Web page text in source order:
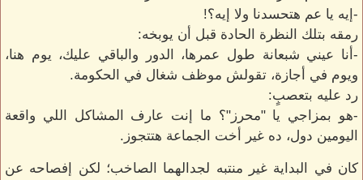
-إيه يا عم هتحسدنا ولا إيه؟!
رمقه بتلك النظرة الحادة قبل أن يوبخه:
-أنا عيني شبعانة طول عمرها، الدور والباقي عليك، يوم هنا،
ويوم في أجازة، تقولش موظف شغال في الحكومة.
رد عليه بتعصبٍ:
-هو بمزاجي يا "محرز"؟ ما إنت عارف المشاكل اللي واقعة
اليومين دول، ده غير أخت الجماعة هتتجوز.
كان في البداية غير منتبه لجدالهما الصاخب؛ لكن إفصاحه عن